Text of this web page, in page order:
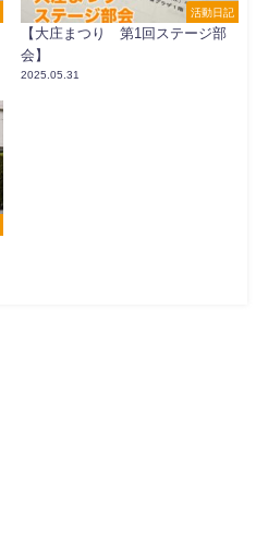
活動日記
【大庄まつり 第1回ステージ部
会】
2025.05.31